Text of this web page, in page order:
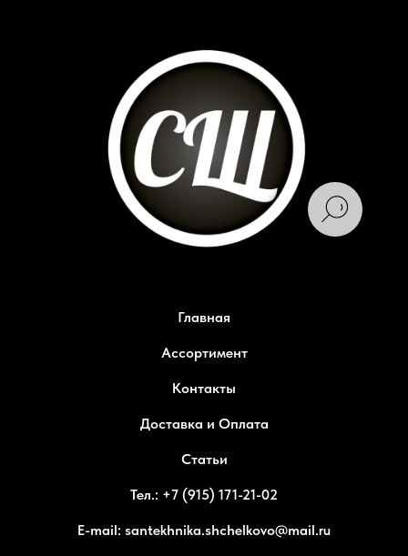
Главная
Ассортимент
Контакты
Доставка и Оплата
Статьи
Тел.: +7 (915) 171-21-02
E-mail: santekhnika.shchelkovo@mail.ru